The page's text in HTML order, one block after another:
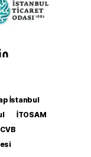
İstanbul
İTOSAM